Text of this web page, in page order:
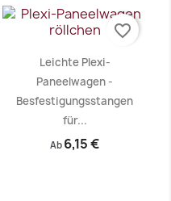
Leichte Plexi-
Paneelwagen -
Besfestigungsstangen
für...
Ab 6,15 €
favorite_border